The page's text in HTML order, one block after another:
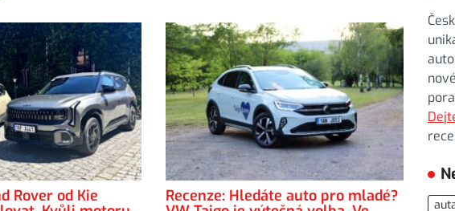
Rover od Kie Recenze: Hledáte auto pro mladé?